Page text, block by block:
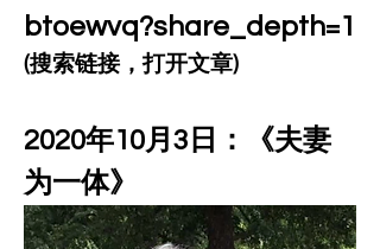
btoewvq?share_depth=1
(搜索链接，打开文章)
2020年10月3日：《夫妻
为一体》